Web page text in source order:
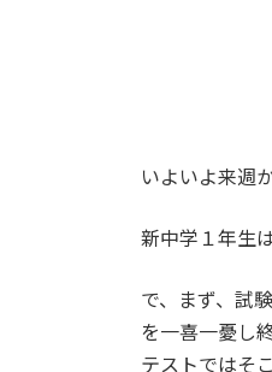
いよいよ来週
新中学１年生
で、まず、試
を一喜一憂し
テストではそ